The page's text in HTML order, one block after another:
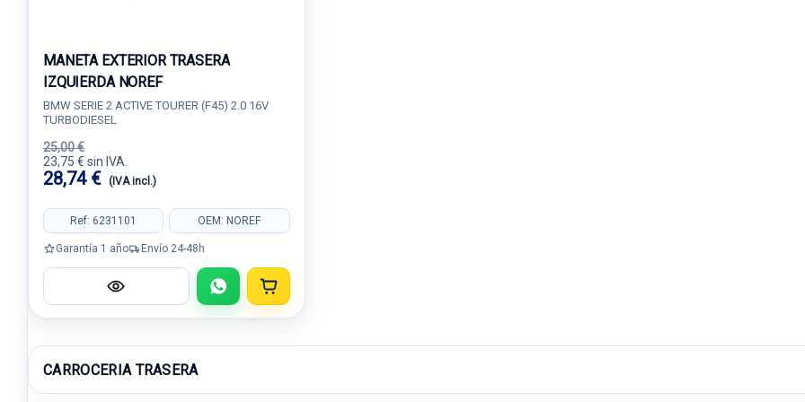
MANETA EXTERIOR TRASERA
IZQUIERDA NOREF
BMW SERIE 2 ACTIVE TOURER (F45) 2.0 16V
TURBODIESEL
25,00 €
23,75 € sin IVA.
28,74 € (IVA incl.)
Ref: 6231101 OEM: NOREF
Garantía 1 año Envío 24-48h
CARROCERIA TRASERA